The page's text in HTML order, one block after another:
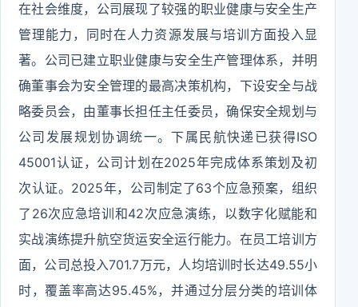
在社会维度，公司展现了较强的职业健康与安全生产
管理能力，同时在人力资源发展与培训方面投入显
著。公司已建立职业健康与安全生产管理体系，并明
确董事会为安全管理的最高决策机构，下设安全与战
略委员会，由董事长担任主任委员，确保安全规划与
公司发展规划协调统一。下属民航快递已获得ISO
45001认证，公司计划在2025年完成体系策划及初
次认证。2025年，公司制定了63个应急预案，组织
了26次应急培训和42次应急演练，以数字化赋能和
实战演练提升航空货运安全运行能力。在员工培训方
面，公司总投入701.7万元，人均培训时长达49.55小
时，覆盖率高达95.45%，并通过分层分类的培训体